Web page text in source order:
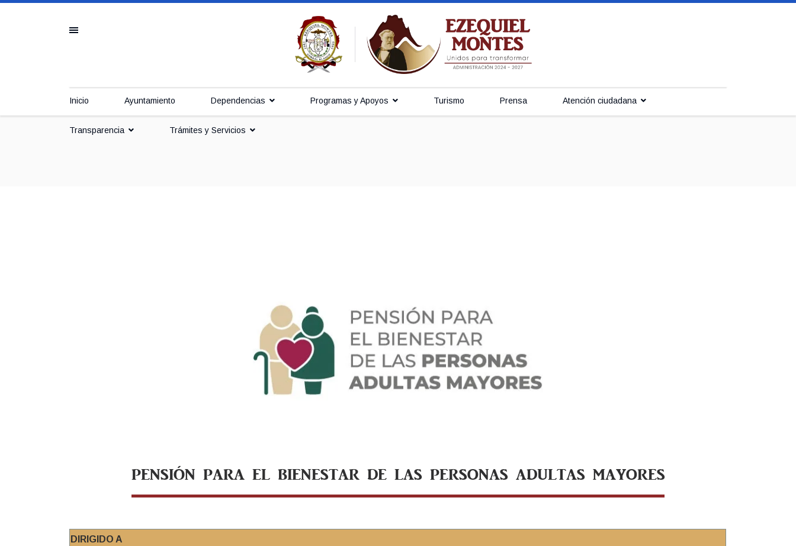
Inicio Ayuntamiento Dependencias Programas y Apoyos Turismo Prensa Atención ciudadana
Transparencia Trámites y Servicios
PENSIÓN PARA EL BIENESTAR DE LAS PERSONAS ADULTAS MAYORES
DIRIGIDO A